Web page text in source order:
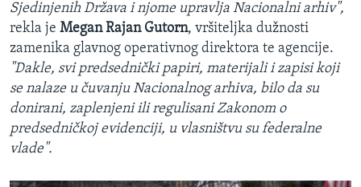
Sjedinjenih Država i njome upravlja Nacionalni arhiv",
rekla je Megan Rajan Gutorn, vršiteljka dužnosti
zamenika glavnog operativnog direktora te agencije.
"Dakle, svi predsednički papiri, materijali i zapisi koji
se nalaze u čuvanju Nacionalnog arhiva, bilo da su
donirani, zaplenjeni ili regulisani Zakonom o
predsedničkoj evidenciji, u vlasništvu su federalne
vlade".